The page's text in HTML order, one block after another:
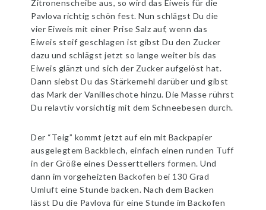
Zitronenscheibe aus, so wird das Eiweis für die
Pavlova richtig schön fest. Nun schlägst Du die
vier Eiweis mit einer Prise Salz auf, wenn das
Eiweis steif geschlagen ist gibst Du den Zucker
dazu und schlägst jetzt so lange weiter bis das
Eiweis glänzt und sich der Zucker aufgelöst hat.
Dann siebst Du das Stärkemehl darüber und gibst
das Mark der Vanilleschote hinzu. Die Masse rührst
Du relavtiv vorsichtig mit dem Schneebesen durch.
Der “Teig” kommt jetzt auf ein mit Backpapier
ausgelegtem Backblech, einfach einen runden Tuff
in der Größe eines Desserttellers formen. Und
dann im vorgeheizten Backofen bei 130 Grad
Umluft eine Stunde backen. Nach dem Backen
lässt Du die Pavlova für eine Stunde im Backofen